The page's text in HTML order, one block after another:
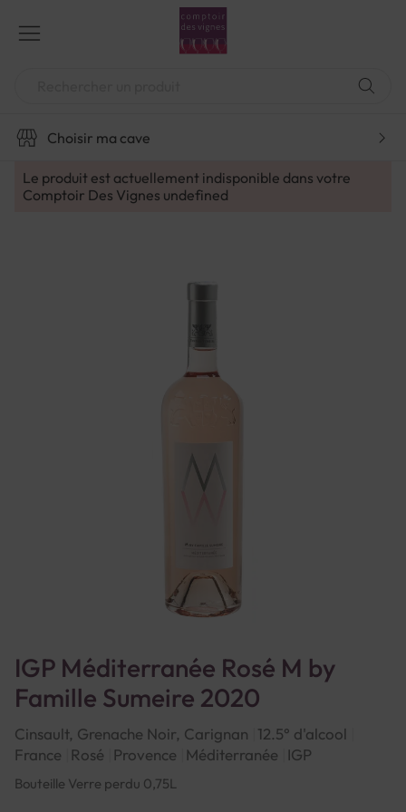
contenu
Choisir ma cave
Le produit est actuellement indisponible dans votre
Comptoir Des Vignes undefined
IGP Méditerranée Rosé M by
Famille Sumeire 2020
Cinsault, Grenache Noir, Carignan 12.5° d'alcool
France
Rosé Provence Méditerranée IGP
Bouteille Verre perdu 0,75L